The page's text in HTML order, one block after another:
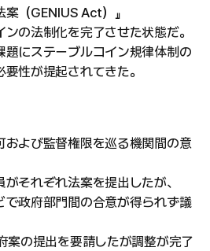
（GENIUS Act）』
の法制化を完了させた状態だ。
題にステーブルコイン規律体制の
性が提起されてきた。
および監督権限を巡る機関間の意
それぞれ法案を提出したが、
で政府部門間の合意が得られず議
案の提出を要請したが調整が完了